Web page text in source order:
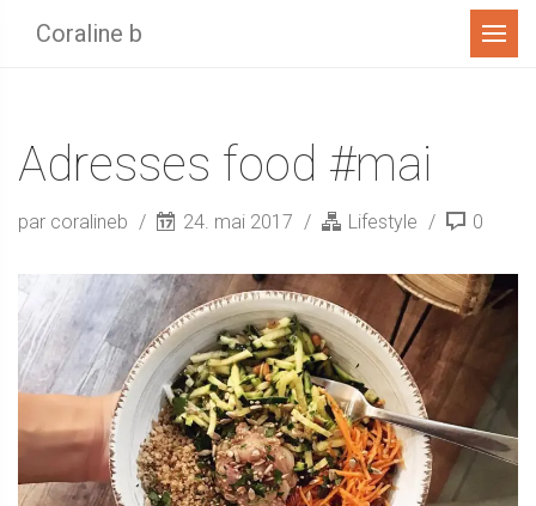
Coraline b Menu
Adresses food #mai
par coralineb 24. mai 2017 Lifestyle 0